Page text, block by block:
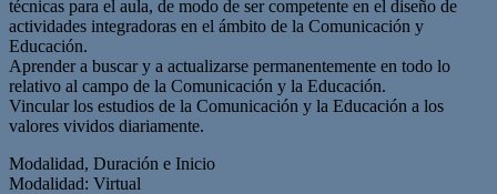
técnicas para el aula, de modo de ser competente en el diseño de
actividades integradoras en el ámbito de la Comunicación y
Educación.
Aprender a buscar y a actualizarse permanentemente en todo lo
relativo al campo de la Comunicación y la Educación.
Vincular los estudios de la Comunicación y la Educación a los
valores vividos diariamente.
Modalidad, Duración e Inicio
Modalidad: Virtual